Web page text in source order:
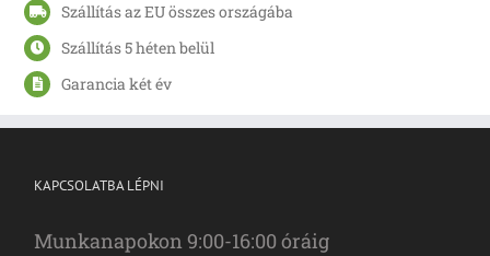
Szállítás az EU összes országába
Szállítás 5 héten belül
Garancia két év
KAPCSOLATBA LÉPNI
Munkanapokon 9:00-16:00 óráig